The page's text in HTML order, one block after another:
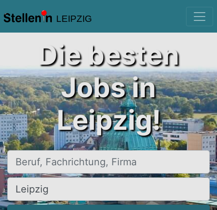
LEIPZIG
Die besten
Jobs in
Leipzig!
Beruf, Fachrichtung, Firma
Ort, Stadt